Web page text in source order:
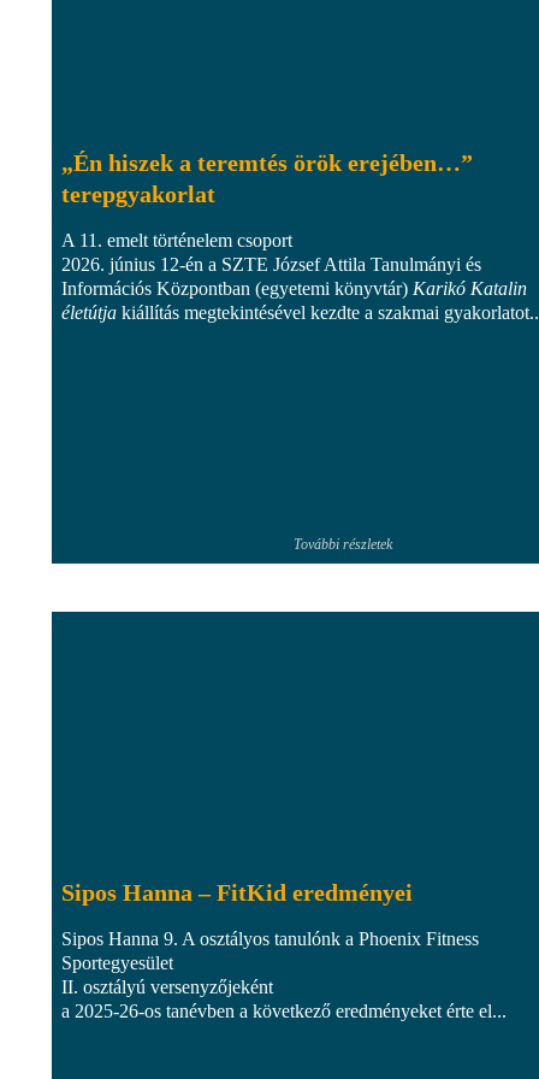
„Én hiszek a teremtés örök erejében…”
terepgyakorlat
A 11. emelt történelem csoport
2026. június 12-én a SZTE József Attila Tanulmányi és
Információs Központban (egyetemi könyvtár) Karikó Katalin
életútja kiállítás megtekintésével kezdte a szakmai
További részletek
Sipos Hanna – FitKid eredményei
Sipos Hanna 9. A osztályos tanulónk a Phoenix Fitness
Sportegyesület
II. osztályú versenyzőjeként
a 2025-26-os tanévben a következő eredményeket érte el...